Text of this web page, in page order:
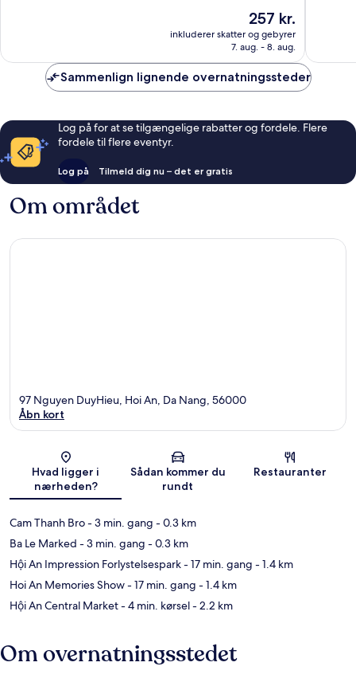
anmeldelser
Prisen
er
257 kr.
257 kr.
inkluderer skatter og gebyrer
7. aug. - 8. aug.
Sammenlign lignende overnatningssteder
Log på for at se tilgængelige rabatter og fordele. Flere
fordele til flere eventyr.
Log på Tilmeld dig nu – det er gratis
Om området
Kort
97 Nguyen DuyHieu, Hoi An, Da Nang, 56000
Åbn kort
Hvad ligger i
nærheden?
Sådan kommer du
rundt
Restauranter
Cam Thanh Bro- 3 min. gang - 0.3 km
Ba Le Marked - 3 min. gang - 0.3 km
Hội An Impression Forlystelsespark- 17 min. gang - 1.4 km
Hoi An Memories Show- 17 min. gang - 1.4 km
Hội An Central Market- 4 min. kørsel- 2.2 km
Om overnatningsstedet